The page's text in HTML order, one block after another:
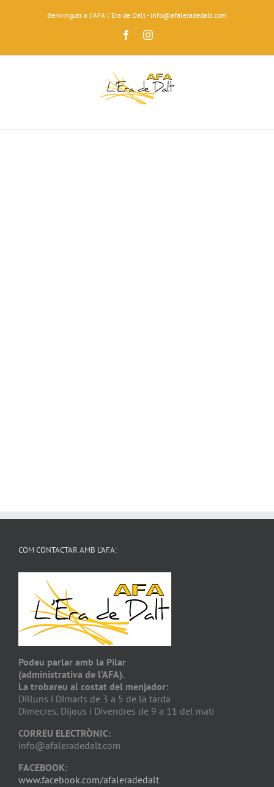
Benvinguts a l'AFA l'Era de Dalt - info@afaleradedalt.com
FacebookInstagram
COM CONTACTAR AMB L’AFA:
Podeu parlar amb la Pilar
(administrativa de l’AFA).
La trobareu al costat del menjador:
Dilluns i Dimarts de 3 a 5 de la tarda
Dimecres, Dijous i Divendres de 9 a 11 del matí
CORREU ELECTRÒNIC:
info@afaleradedalt.com
FACEBOOK:
www.facebook.com/afaleradedalt